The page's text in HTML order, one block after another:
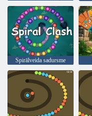
Spirālveida sadursme